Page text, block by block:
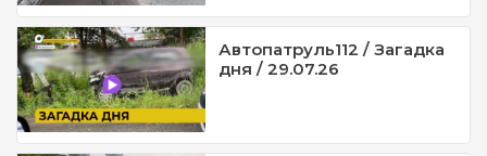
Автопатруль112 / Загадка
дня / 29.07.26